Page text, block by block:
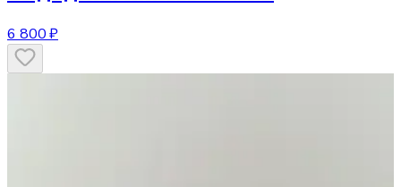
6 800 ₽